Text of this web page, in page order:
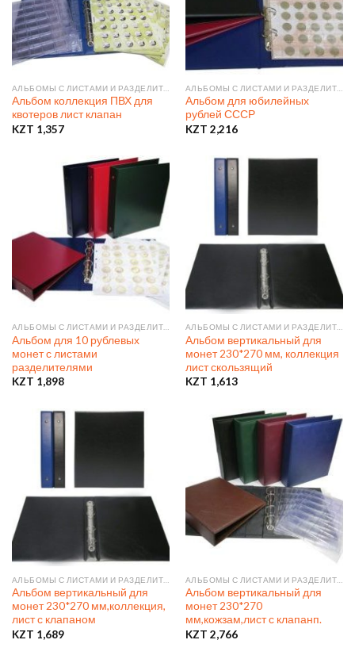
Альбом коллекция ПВХ для
квотеров лист клапан
KZT 1,357
Альбом для юбилейных
рублей СССР
KZT 2,216
Альбом для 10 рублевых
монет с листами
разделителями
KZT 1,898
Альбом вертикальный для
монет 230*270 мм, коллекция
лист скользящий
KZT 1,613
Альбом вертикальный для
монет 230*270 мм,коллекция,
лист с клапаном
KZT 1,689
Альбом вертикальный для
монет 230*270
мм,кожзам,лист с клапанп.
KZT 2,766